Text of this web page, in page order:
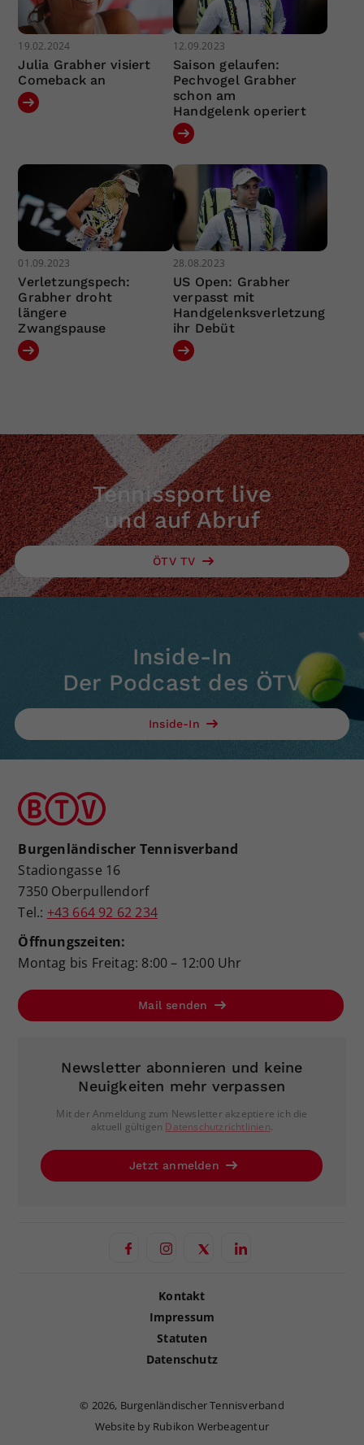
19.02.2024
Julia Grabher visiert
Comeback an
12.09.2023
Saison gelaufen:
Pechvogel Grabher
schon am
Handgelenk operiert
01.09.2023
Verletzungspech:
Grabher droht
längere
Zwangspause
28.08.2023
US Open: Grabher
verpasst mit
Handgelenksverletzung
ihr Debüt
Tennissport live
und auf Abruf
ÖTV TV
Inside-In
Der Podcast des ÖTV
Inside-In
Burgenländischer Tennisverband
Stadiongasse 16
7350 Oberpullendorf
Tel.: +43 664 92 62 234
Öffnungszeiten:
Montag bis Freitag: 8:00 – 12:00 Uhr
Mail senden
Newsletter abonnieren und keine
Neuigkeiten mehr verpassen
Mit der Anmeldung zum Newsletter akzeptiere ich die
aktuell gültigen Datenschutzrichtlinien.
Jetzt anmelden
Kontakt
Impressum
Statuten
Datenschutz
© 2026, Burgenländischer Tennisverband
Website by Rubikon Werbeagentur